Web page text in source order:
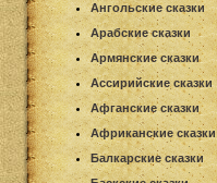
Ангольские сказки
Арабские сказки
Армянские сказки
Ассирийские сказки
Афганские сказки
Африканские сказки
Балкарские сказки